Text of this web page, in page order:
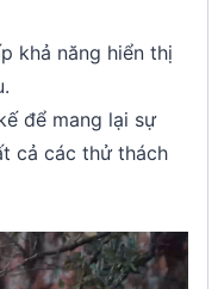
khả năng hiển thị
để mang lại sự
cả các thử thách